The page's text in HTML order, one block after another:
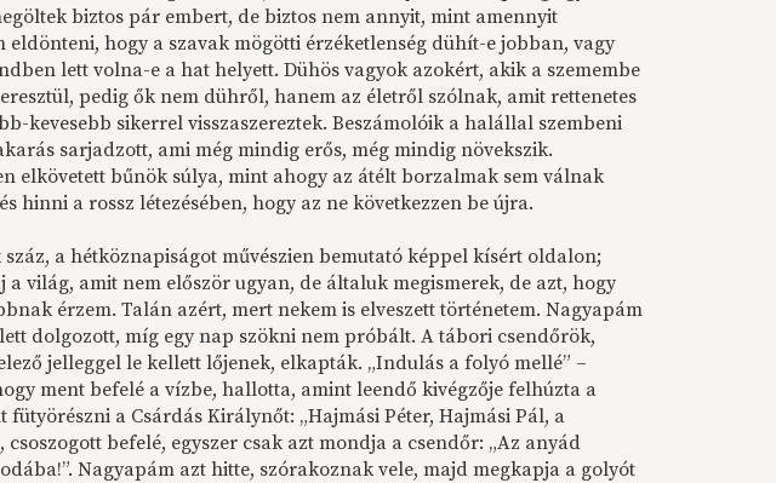
biztos pár embert, de biztos nem annyit, mint amennyit
hogy a szavak mögötti érzéketlenség dühít-e jobban, vagy
lett volna-e a hat helyett. Dühös vagyok azokért, akik a szemembe
pedig ők nem dühről, hanem az életről szólnak, amit rettenetes
kevesebb sikerrel visszaszereztek. Beszámolóik a halállal szembeni
sarjadzott, ami még mindig erős, még mindig növekszik.
elkövetett bűnök súlya, mint ahogy az átélt borzalmak sem válnak
hinni a rossz létezésében, hogy az ne következzen be újra.
a hétköznapiságot művészien bemutató képpel kísért oldalon;
világ, amit nem először ugyan, de általuk megismerek, de azt, hogy
érzem. Talán azért, mert nekem is elveszett történetem. Nagyapám
dolgozott, míg egy nap szökni nem próbált. A tábori csendőrök,
jelleggel le kellett lőjenek, elkapták. „Indulás a folyó mellé” –
ment befelé a vízbe, hallotta, amint leendő kivégzője felhúzta a
a Csárdás Királynőt: „Hajmási Péter, Hajmási Pál, a
befelé, egyszer csak azt mondja a csendőr: „Az anyád
Nagyapám azt hitte, szórakoznak vele, majd megkapja a golyót